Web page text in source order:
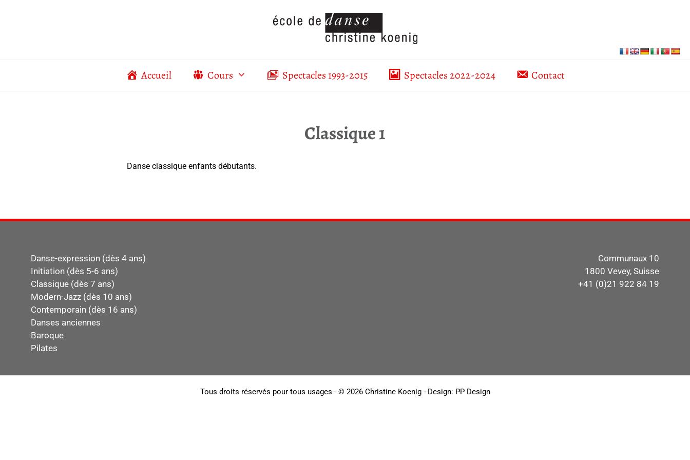
Accueil Cours Spectacles 1993-2015 Spectacles 2022-2024 Contact
Classique 1
Danse classique enfants débutants.
Danse-expression (dès 4 ans)
Initiation (dès 5-6 ans)
Classique (dès 7 ans)
Modern-Jazz (dès 10 ans)
Contemporain (dès 16 ans)
Danses anciennes
Baroque
Pilates
Communaux 10
1800 Vevey, Suisse
+41 (0)21 922 84 19
Tous droits réservés pour tous usages - © 2026 Christine Koenig - Design: PP Design